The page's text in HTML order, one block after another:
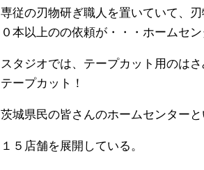
専従の刃物研ぎ職人を置いていて、
０本以上のの依頼が・・・ホームセ
スタジオでは、テープカット用のは
テープカット！
茨城県民の皆さんのホームセンターと
１５店舗を展開している。